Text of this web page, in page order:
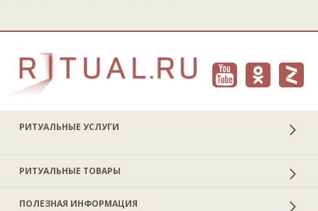
РИТУАЛЬНЫЕ УСЛУГИ
РИТУАЛЬНЫЕ ТОВАРЫ
ПОЛЕЗНАЯ ИНФОРМАЦИЯ